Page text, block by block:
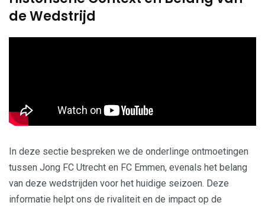
de Wedstrijd
In deze sectie bespreken we de onderlinge ontmoetingen
tussen Jong FC Utrecht en FC Emmen, evenals het belang
van deze wedstrijden voor het huidige seizoen. Deze
informatie helpt ons de rivaliteit en de impact op de